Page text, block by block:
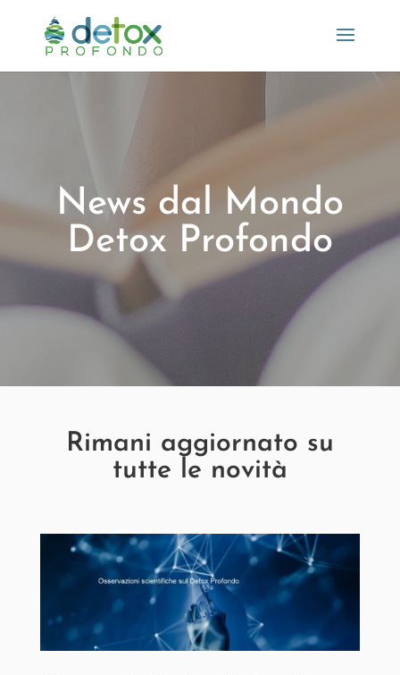
News dal Mondo
Detox Profondo
Rimani aggiornato su
tutte le novità